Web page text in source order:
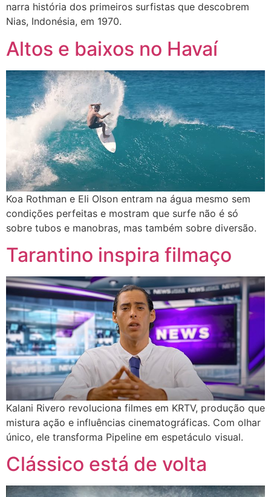
narra história dos primeiros surfistas que descobrem
Nias, Indonésia, em 1970.
Altos e baixos no Havaí
Koa Rothman e Eli Olson entram na água mesmo sem
condições perfeitas e mostram que surfe não é só
sobre tubos e manobras, mas também sobre diversão.
Tarantino inspira filmaço
Kalani Rivero revoluciona filmes em KRTV, produção que
mistura ação e influências cinematográficas. Com olhar
único, ele transforma Pipeline em espetáculo visual.
Clássico está de volta